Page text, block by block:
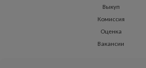
Выкуп
Комиссия
Оценка
Вакансии